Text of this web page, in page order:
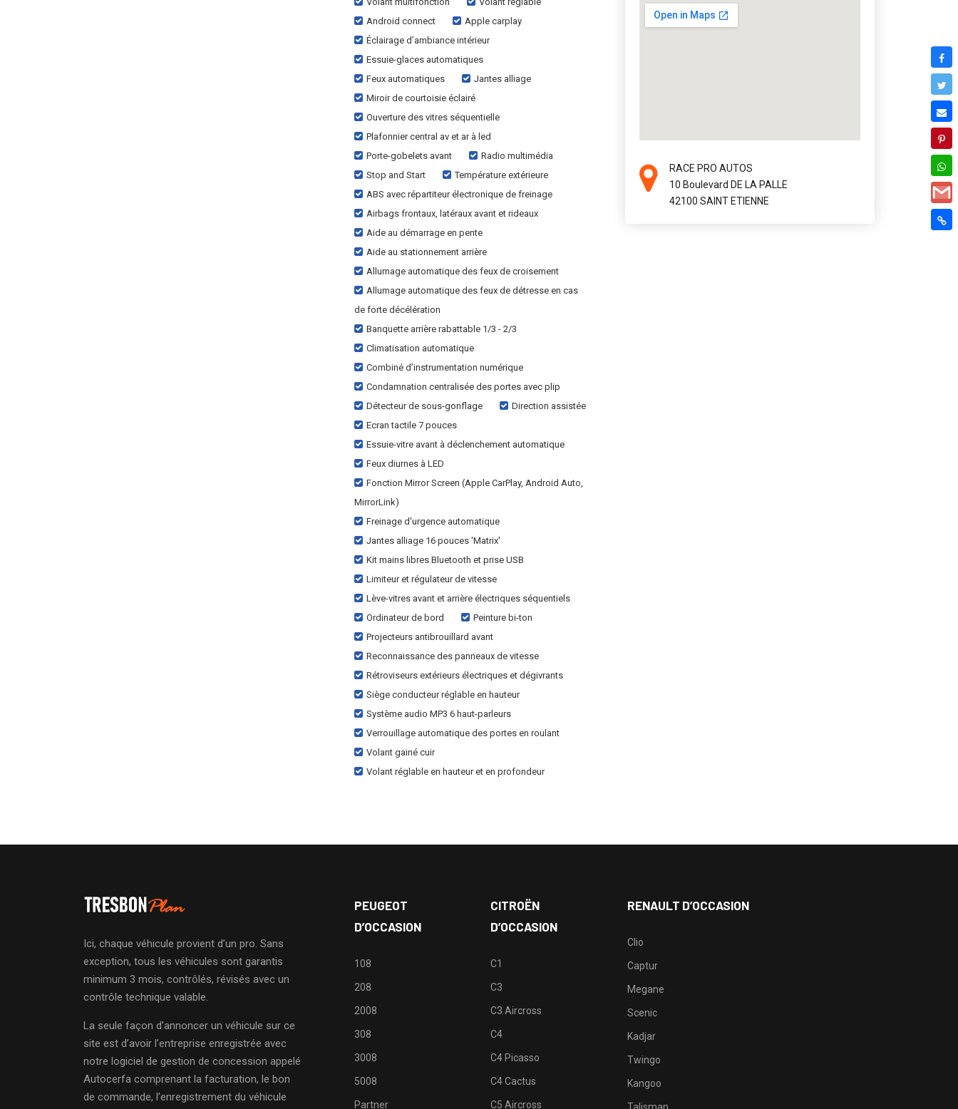
Android connect
Apple carplay
Éclairage d’ambiance intérieur
Essuie-glaces automatiques
Feux automatiques
Jantes alliage
Miroir de courtoisie éclairé
Ouverture des vitres séquentielle
Plafonnier central av et ar à led
Porte-gobelets avant
Radio multimédia
Stop and Start
Température extérieure
ABS avec répartiteur électronique de freinage
Airbags frontaux, latéraux avant et rideaux
Aide au démarrage en pente
Aide au stationnement arrière
Allumage automatique des feux de croisement
Allumage automatique des feux de détresse en cas
de forte décélération
Banquette arrière rabattable 1/3 - 2/3
Climatisation automatique
Combiné d’instrumentation numérique
Condamnation centralisée des portes avec plip
Détecteur de sous-gonflage
Direction assistée
Ecran tactile 7 pouces
Essuie-vitre avant à déclenchement automatique
Feux diurnes à LED
Fonction Mirror Screen (Apple CarPlay, Android Auto,
MirrorLink)
Freinage d'urgence automatique
Jantes alliage 16 pouces 'Matrix'
Kit mains libres Bluetooth et prise USB
Limiteur et régulateur de vitesse
Lève-vitres avant et arrière électriques séquentiels
Ordinateur de bord
Peinture bi-ton
Projecteurs antibrouillard avant
Reconnaissance des panneaux de vitesse
Rétroviseurs extérieurs électriques et dégivrants
Siège conducteur réglable en hauteur
Système audio MP3 6 haut-parleurs
Verrouillage automatique des portes en roulant
Volant gainé cuir
Volant réglable en hauteur et en profondeur
RACE PRO AUTOS
10 Boulevard DE LA PALLE
42100 SAINT ETIENNE
Ici, chaque véhicule provient d’un pro. Sans
exception, tous les véhicules sont garantis
minimum 3 mois, contrôlés, révisés avec un
contrôle technique valable.
La seule façon d’annoncer un véhicule sur ce
site est d’avoir l’entreprise enregistrée avec
notre logiciel de gestion de concession appelé
Autocerfa comprenant la facturation, le bon
de commande, l’enregistrement du véhicule
PEUGEOT
D’OCCASION
108
208
2008
308
3008
5008
Partner
CITROËN
D’OCCASION
C1
C3
C3 Aircross
C4
C4 Picasso
C4 Cactus
C5 Aircross
RENAULT D’OCCASION
Clio
Captur
Megane
Scenic
Kadjar
Twingo
Kangoo